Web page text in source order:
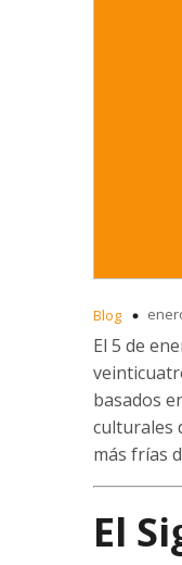
Blog
El 5 de
basados
culturales
más frías
El